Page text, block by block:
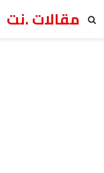
مقالات .نت
بحث عن